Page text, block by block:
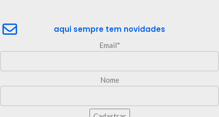
aqui sempre tem novidades
Email*
Nome